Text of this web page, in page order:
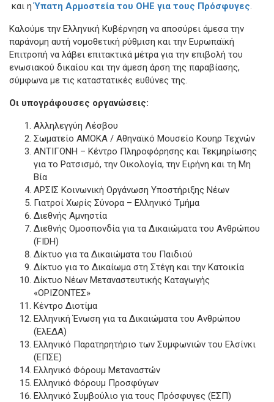
και ηΎπατη Αρμοστεία του ΟΗΕ για τους Πρόσφυγες.
Καλούμε την Ελληνική Κυβέρνηση να αποσύρει άμεσα την
παράνομη αυτή νομοθετική ρύθμιση και την Ευρωπαϊκή
Επιτροπή να λάβει επιτακτικά μέτρα για την επιβολή του
ενωσιακού δικαίου και την άμεση άρση της παραβίασης,
σύμφωνα με τις καταστατικές ευθύνες της.
Οι υπογράφουσες οργανώσεις:
Αλληλεγγύη Λέσβου
Σωματείο ΑΜΟΚΑ / Αθηναϊκό Μουσείο Κουηρ Τεχνών
ΑΝΤΙΓΟΝΗ – Κέντρο Πληροφόρησης και Τεκμηρίωσης
για το Ρατσισμό, την Οικολογία, την Ειρήνη και τη Μη
Βία
ΑΡΣΙΣ Κοινωνική Οργάνωση Υποστήριξης Νέων
Γιατροί Χωρίς Σύνορα – Ελληνικό Τμήμα
Διεθνής Αμνηστία
Διεθνής Ομοσπονδία για τα Δικαιώματα του Ανθρώπου
(FIDH)
Δίκτυο για τα Δικαιώματα του Παιδιού
Δίκτυο για το Δικαίωμα στη Στέγη και την Κατοικία
Δίκτυο Νέων Μεταναστευτικής Καταγωγής
«ΟΡΙΖΟΝΤΕΣ»
Κέντρο Διοτίμα
Ελληνική Ένωση για τα Δικαιώματα του Ανθρώπου
(ΕλΕΔΑ)
Ελληνικό Παρατηρητήριο των Συμφωνιών του Ελσίνκι
(ΕΠΣΕ)
Ελληνικό Φόρουμ Μεταναστών
Ελληνικό Φόρουμ Προσφύγων
Ελληνικό Συμβούλιο για τους Πρόσφυγες (ΕΣΠ)